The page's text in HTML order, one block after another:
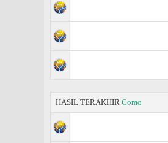
HASIL TERAKHIR Como